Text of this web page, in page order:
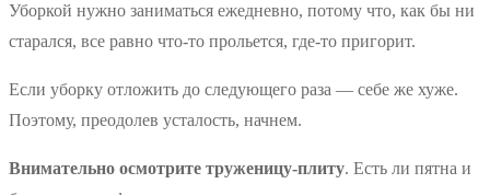
Уборкой нужно заниматься ежедневно, потому что, как бы ни
старался, все равно что-то прольется, где-то пригорит.
Если уборку отложить до следующего раза — себе же хуже.
Поэтому, преодолев усталость, начнем.
Внимательно осмотрите труженицу-плиту. Есть ли пятна и